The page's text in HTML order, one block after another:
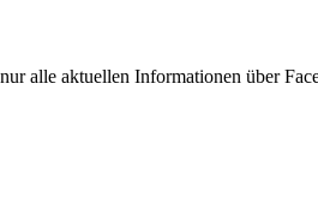
alle aktuellen Informationen über